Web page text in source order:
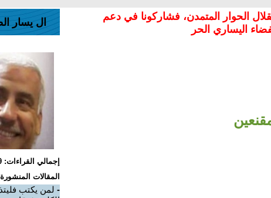
الحوار المتمدن، فشاركونا في دعم
اليساري الحر
ال يسار
إجمالي القراءات: 1,964,119
المقالات المنشورة:
- لمن يكتب